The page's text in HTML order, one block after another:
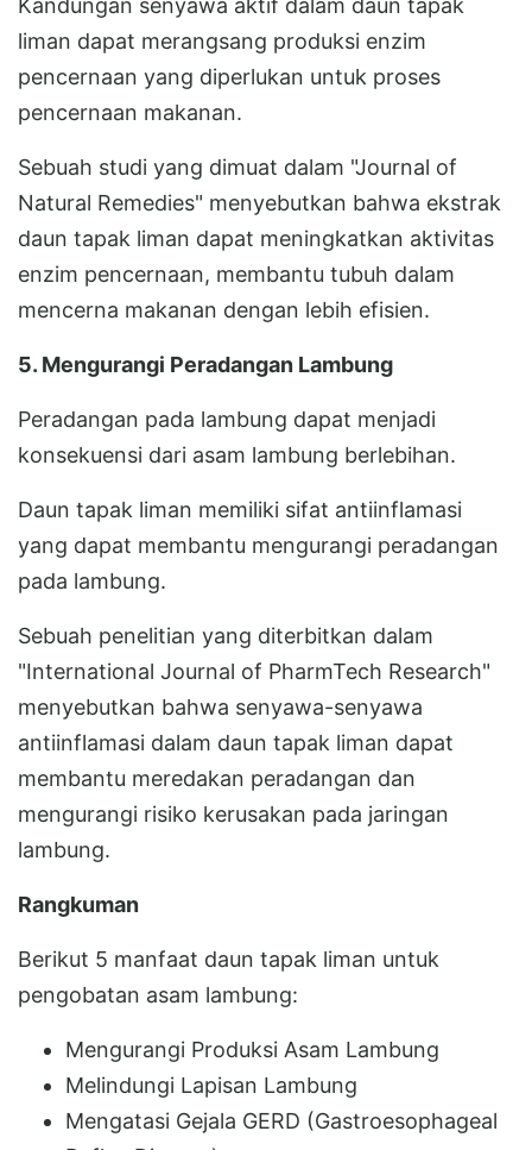
liman dapat merangsang produksi enzim
pencernaan yang diperlukan untuk proses
pencernaan makanan.
Sebuah studi yang dimuat dalam "Journal of
Natural Remedies" menyebutkan bahwa ekstrak
daun tapak liman dapat meningkatkan aktivitas
enzim pencernaan, membantu tubuh dalam
mencerna makanan dengan lebih efisien.
5. Mengurangi Peradangan Lambung
Peradangan pada lambung dapat menjadi
konsekuensi dari asam lambung berlebihan.
Daun tapak liman memiliki sifat antiinflamasi
yang dapat membantu mengurangi peradangan
pada lambung.
Sebuah penelitian yang diterbitkan dalam
"International Journal of PharmTech Research"
menyebutkan bahwa senyawa-senyawa
antiinflamasi dalam daun tapak liman dapat
membantu meredakan peradangan dan
mengurangi risiko kerusakan pada jaringan
lambung.
Rangkuman
Berikut 5 manfaat daun tapak liman untuk
pengobatan asam lambung:
Mengurangi Produksi Asam Lambung
Melindungi Lapisan Lambung
Mengatasi Gejala GERD (Gastroesophageal